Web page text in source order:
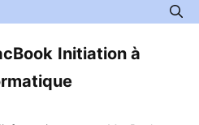
Initiation à